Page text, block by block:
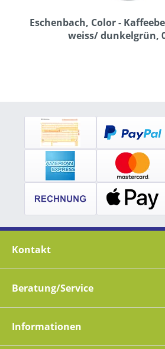
Eschenbach, Color -
weiss/ dunkelgrün,
Kontakt
Beratung/Service
Informationen